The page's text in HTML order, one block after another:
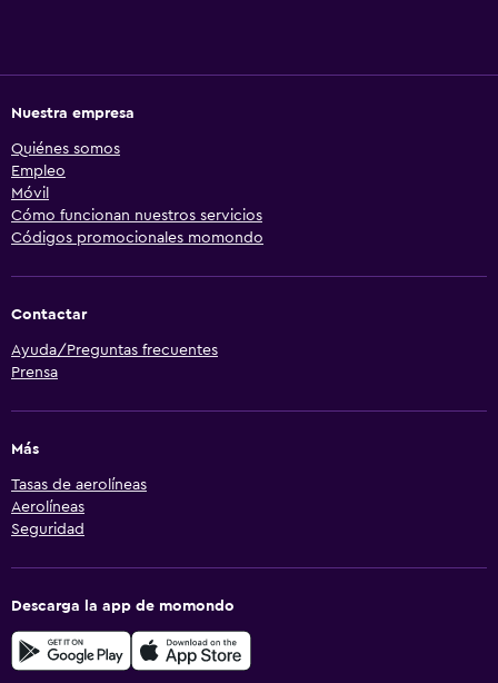
Nuestra empresa
Quiénes somos
Empleo
Móvil
Cómo funcionan nuestros servicios
Códigos promocionales momondo
Contactar
Ayuda/Preguntas frecuentes
Prensa
Más
Tasas de aerolíneas
Aerolíneas
Seguridad
Descarga la app de momondo